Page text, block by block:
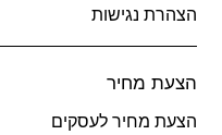
הצהרת נגישות
הצעת מחיר
הצעת מחיר לעסקים